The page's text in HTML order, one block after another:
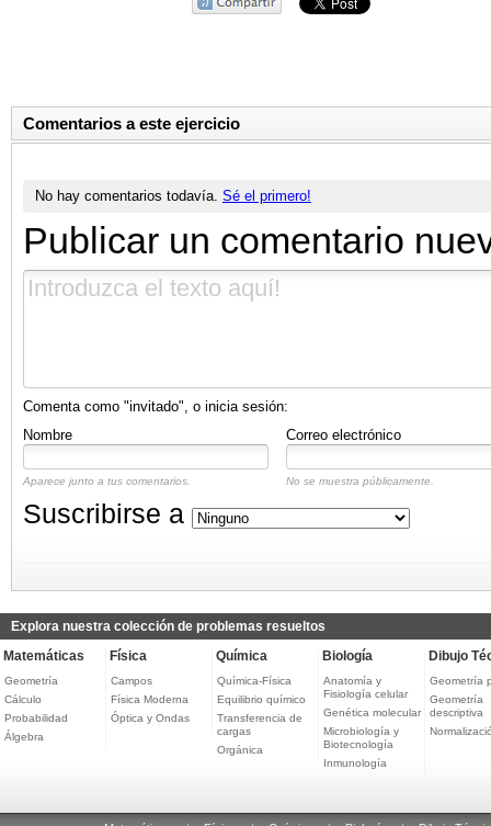
Comentarios a este ejercicio
No hay comentarios todavía. Sé el primero!
Publicar un comentario
Comenta como "invitado", o inicia sesión:
Nombre
Correo electrónico
Aparece junto a tus comentarios. No se muestra públicamente.
Suscribirse a
Explora nuestra colección de problemas resueltos
Matemáticas
Geometría
Cálculo
Probabilidad
Álgebra
Física
Campos
Física Moderna
Óptica y Ondas
Química
Química-Física
Equilibrio químico
Transferencia de
cargas
Orgánica
Biología
Anatomía y
Fisiología celular
Genética molecular
Microbiología y
Biotecnología
Inmunología
Dibujo
Geometría
Geometría
descriptiva